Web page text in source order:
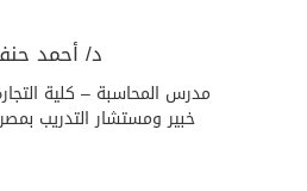
د/ أحمد
مدرس المحاسبة – كلية
خبير ومستشار التدريب